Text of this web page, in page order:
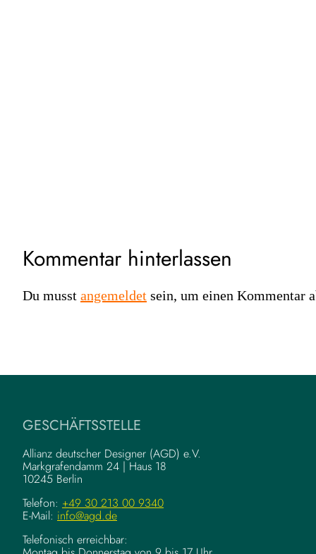
Kommentar hinterlassen
Du musst angemeldet sein, um einen Kommentar
GESCHÄFTSSTELLE
Allianz deutscher Designer (AGD) e.V.
Markgrafendamm 24 | Haus 18
10245 Berlin
Telefon: +49 30 213 00 9340
E-Mail: info@agd.de
Telefonisch erreichbar: